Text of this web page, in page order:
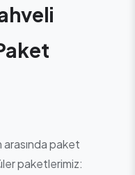
arasında paket
paketlerimiz: